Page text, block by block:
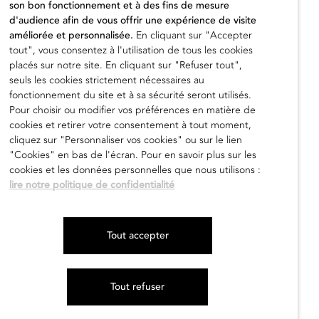
450,00€
Ajouter au panier
son bon fonctionnement et à des fins de mesure
d'audience afin de vous offrir une expérience de visite
améliorée et personnalisée. En cliquant sur "Accepter
tout", vous consentez à l'utilisation de tous les cookies
placés sur notre site. En cliquant sur "Refuser tout",
seuls les cookies strictement nécessaires au
fonctionnement du site et à sa sécurité seront utilisés.
Pour choisir ou modifier vos préférences en matière de
cookies et retirer votre consentement à tout moment,
cliquez sur "Personnaliser vos cookies" ou sur le lien
"Cookies" en bas de l'écran. Pour en savoir plus sur les
cookies et les données personnelles que nous utilisons :
lire notre politique de confidentialité
Tout accepter
Tout refuser